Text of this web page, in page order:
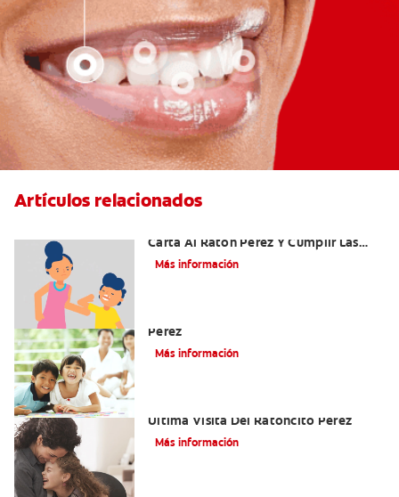
Artículos relacionados
Carta Al Ratón Pérez Y Cumplir Las
Fantasías De Su Hijo/A
Más información
Pérez
Más información
Última Visita Del Ratoncito Pérez
Más información